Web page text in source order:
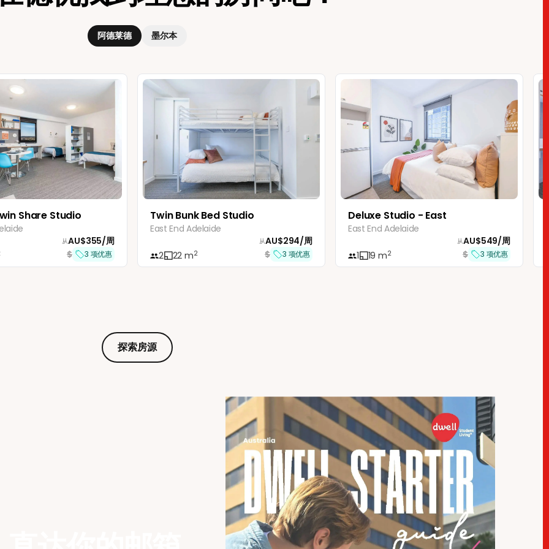
阿德莱德 墨尔本
Share Studio
从AU$355/周
$
3 项优惠
Twin Bunk Bed Studio
East End Adelaide
2 22 m2
从AU$294/周
$
3 项优惠
Deluxe Studio - East
East End Adelaide
1 19 m2
从AU$549/周
$
3 项优惠
探索房源